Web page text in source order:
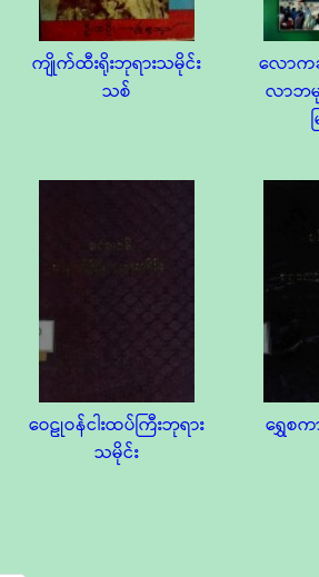
ကျိုက်ထီးရိုးဘုရားသမိုင်း
သစ်
လောက
လာဘမု
ဝေဠုဝန်ငါးထပ်ကြီးဘုရား
သမိုင်း
ရွှေစက